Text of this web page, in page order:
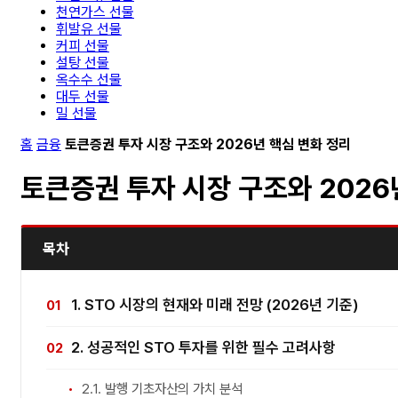
천연가스 선물
휘발유 선물
커피 선물
설탕 선물
옥수수 선물
대두 선물
밀 선물
홈 금융 토큰증권 투자 시장 구조와 2026년 핵심 변화 정리
토큰증권 투자 시장 구조와 2026
목차
1. STO 시장의 현재와 미래 전망 (2026년 기준)
2. 성공적인 STO 투자를 위한 필수 고려사항
2.1. 발행 기초자산의 가치 분석